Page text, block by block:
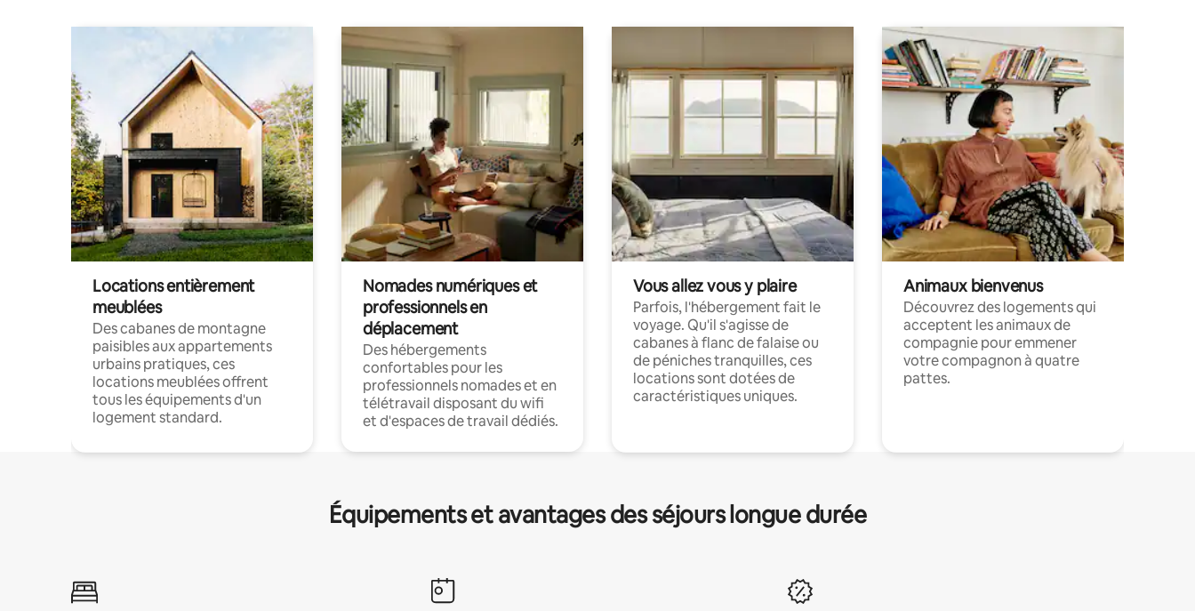
Locations entièrement
meublées
Des cabanes de montagne
paisibles aux appartements
urbains pratiques, ces
locations meublées offrent
tous les équipements d'un
logement standard.
Nomades numériques et
professionnels en
déplacement
Des hébergements
confortables pour les
professionnels nomades et en
télétravail disposant du wifi
et d'espaces de travail dédiés.
Vous allez vous y plaire
Parfois, l'hébergement fait le
voyage. Qu'il s'agisse de
cabanes à flanc de falaise ou
de péniches tranquilles, ces
locations sont dotées de
caractéristiques uniques.
Animaux bienvenus
Découvrez des logements qui
acceptent les animaux de
compagnie pour emmener
votre compagnon à quatre
pattes.
Équipements et avantages des séjours longue durée